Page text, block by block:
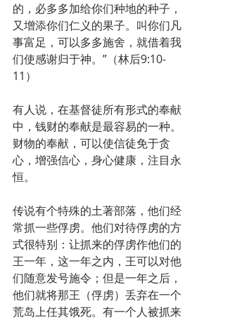
的，必多多加给你们种地的种子，
又增添你们仁义的果子。叫你们凡
事富足，可以多多施舍，就借着我
们使感谢归于神。”（林后9:10-
11）
有人说，在基督徒所有形式的奉献
中，钱财的奉献是最容易的一种。
财物的奉献，可以使信徒免于贪
心，增强信心，身心健康，注目永
恒。
传说有个特殊的土著部落，他们经
常抓一些俘虏。他们对待俘虏的方
式很特别：让抓来的俘虏作他们的
王一年，这一年之内，王可以对他
们随意发号施令；但是一年之后，
他们就将那王（俘虏）丢弃在一个
荒岛上任其饿死。有一个人被抓来